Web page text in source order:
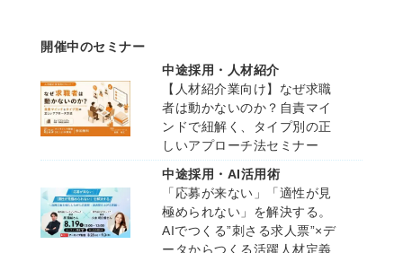
開催中のセミナー
中途採用・人材紹介
【人材紹介業向け】なぜ求職
者は動かないのか？自責マイ
ンドで紐解く、タイプ別の正
しいアプローチ法セミナー
中途採用・AI活用術
「応募が来ない」「適性が見
極められない」を解決する。
AIでつくる”刺さる求人票”×デ
ータからつくる活躍人材定義